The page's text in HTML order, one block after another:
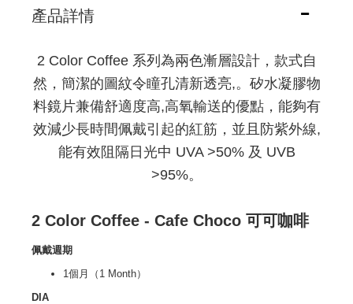
產品詳情
2 Color Coffee 系列為兩色漸層設計，款式自
然，簡潔的圖紋令瞳孔清新透亮,。矽水凝膠物
料鏡片兼備舒適度高,高氧輸送的優點，能夠有
效減少長時間佩戴引起的紅筋，並且 防紫外線,
能有效阻隔日光中 UVA >50% 及 UVB
>95%。
2 Color Coffee - Cafe Choco 可可咖啡
佩戴週期
1個月（1 Month）
DIA